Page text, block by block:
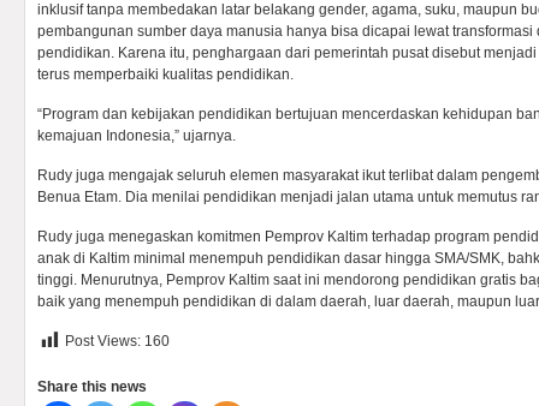
inklusif tanpa membedakan latar belakang gender, agama, suku, maupun
pembangunan sumber daya manusia hanya bisa dicapai lewat transformasi
pendidikan. Karena itu, penghargaan dari pemerintah pusat disebut
terus memperbaiki kualitas pendidikan.
“Program dan kebijakan pendidikan bertujuan mencerdaskan kehidupan
kemajuan Indonesia,” ujarnya.
Rudy juga mengajak seluruh elemen masyarakat ikut terlibat dalam
Benua Etam. Dia menilai pendidikan menjadi jalan utama untuk memutus
Rudy juga menegaskan komitmen Pemprov Kaltim terhadap program
anak di Kaltim minimal menempuh pendidikan dasar hingga SMA/SMK,
tinggi. Menurutnya, Pemprov Kaltim saat ini mendorong pendidikan gratis
baik yang menempuh pendidikan di dalam daerah, luar daerah, maupun
Post Views: 160
Share this news